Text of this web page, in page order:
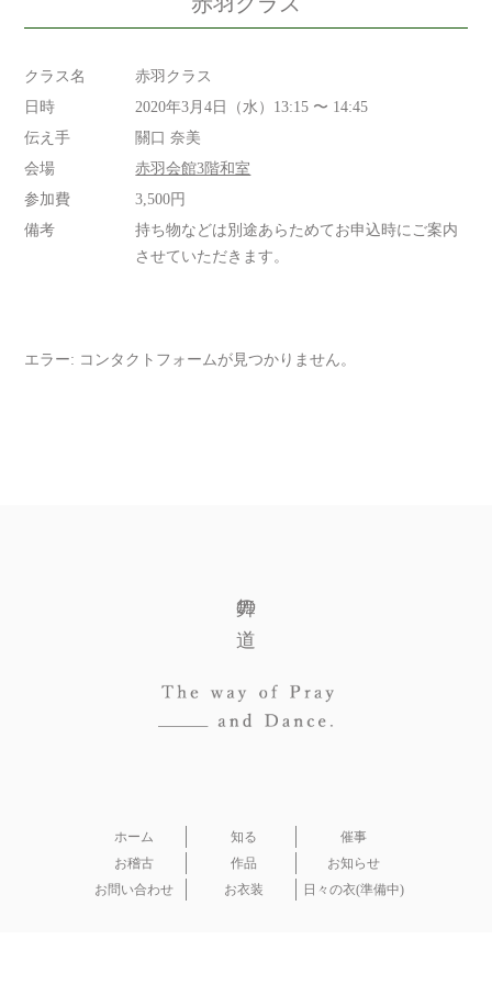
クラス名
赤羽クラス
日時
2020年3月4日（水）13:15 〜 14:45
伝え手
關口 奈美
会場
赤羽会館3階和室
参加費
3,500円
備考
持ち物などは別途あらためてお申込時にご案内
させていただきます。
エラー: コンタクトフォームが見つかりません。
舞の道
ホーム 知る
催事
お稽古
作品
お知らせ
お問い合わせ
お衣装 日々の衣(準備中)